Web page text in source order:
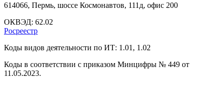
614066, Пермь, шоссе Космонавтов, 111д, офис 200
ОКВЭД: 62.02
Росреестр
Коды видов деятельности по ИТ: 1.01, 1.02
Коды в соответствии с приказом Минцифры № 449 от
11.05.2023.